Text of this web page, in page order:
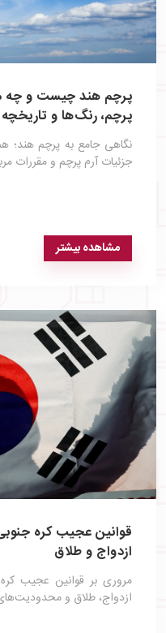
پرچم هند چیست و چه
پرچم، رنگ‌ها و
نگاهی جامع به پرچم هند؛
جزئیات آرم پرچم و مقررات
مشاهده بیشتر
قوانین عجیب کره
ازدواج و طلاق
مروری بر قوانین عجیب
ازدواج، طلاق و